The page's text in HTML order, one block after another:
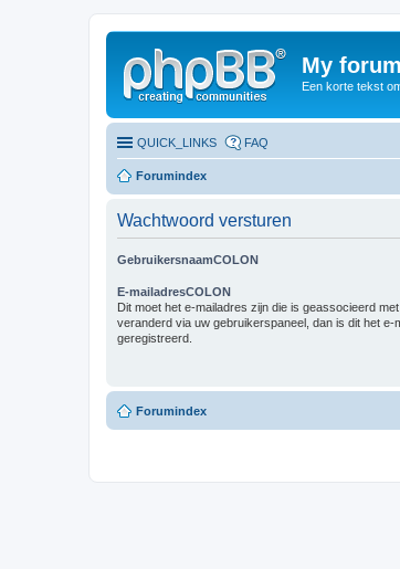
My forum
Een korte tekst
QUICK_LINKS FAQ
Forumindex
Wachtwoord versturen
GebruikersnaamCOLON
E-mailadresCOLON
Dit moet het e-mailadres zijn die is geassocieerd
veranderd via uw gebruikerspaneel, dan is dit het
geregistreerd.
Forumindex